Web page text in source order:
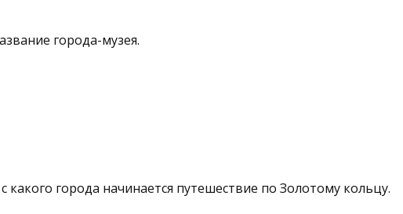
города-музея.
какого города начинается путешествие по Золотому кольцу.